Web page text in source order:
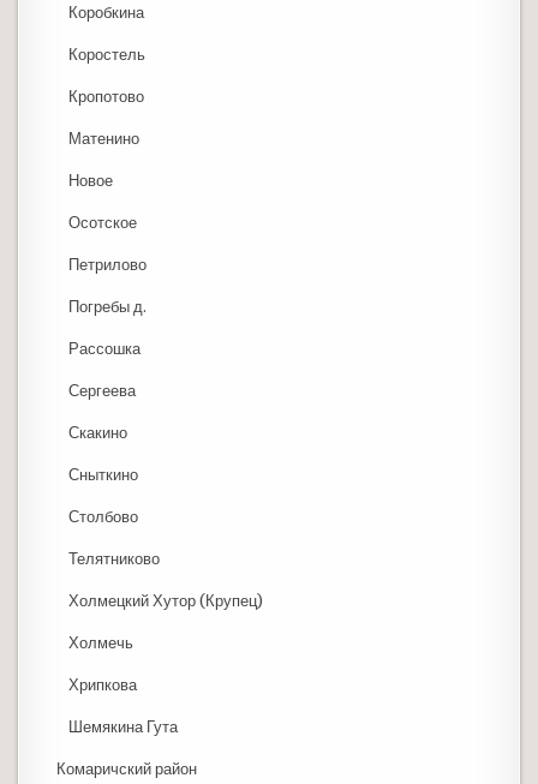
Коробкина
Коростель
Кропотово
Матенино
Новое
Осотское
Петрилово
Погребы д.
Рассошка
Сергеева
Скакино
Сныткино
Столбово
Телятниково
Холмецкий Хутор (Крупец)
Холмечь
Хрипкова
Шемякина Гута
Комаричский район